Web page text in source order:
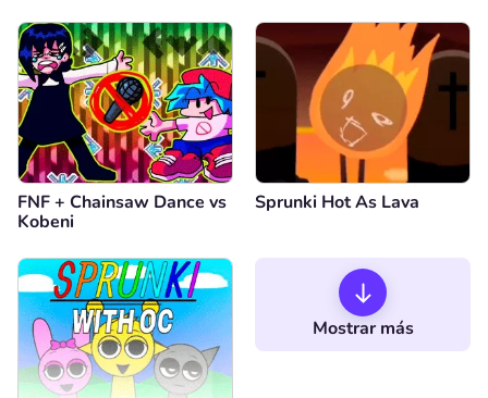
FNF + Chainsaw Dance vs
Kobeni
Sprunki Hot As Lava
Mostrar más